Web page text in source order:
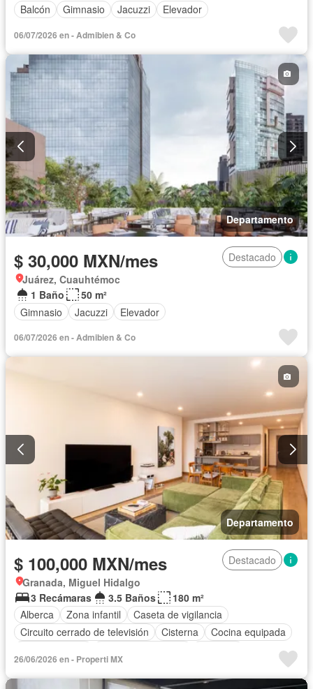
Balcón
Gimnasio Jacuzzi Elevador
06/07/2026 en - Admibien & Co
Departamento
$ 30,000 MXN/mes
Destacado
Juárez, Cuauhtémoc
1 Baño
50 m²
Gimnasio
Jacuzzi Elevador
06/07/2026 en - Admibien & Co
Departamento
$ 100,000 MXN/mes
Destacado
Granada, Miguel Hidalgo
3 Recámaras
3.5 Baños
180 m²
Alberca
Zona infantil
Caseta de vigilancia
Circuito cerrado de televisión
Cisterna
Cocina equipada
Estacionamiento
Gimnasio
Permite mascotas
26/06/2026 en - Properti MX